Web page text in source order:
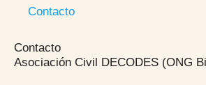
Contacto
Contacto
Asociación Civil DECODES (ONG